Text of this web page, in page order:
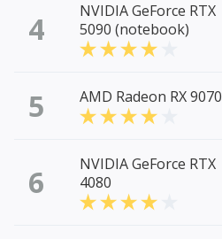
4
NVIDIA GeForce RTX
5090 (notebook)
5 AMD Radeon RX 9070
6
NVIDIA GeForce RTX
4080